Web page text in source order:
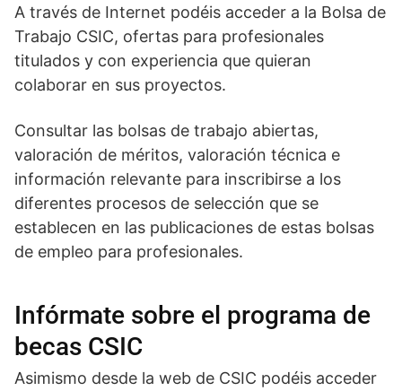
A través de Internet podéis acceder a la Bolsa de
Trabajo CSIC, ofertas para profesionales
titulados y con experiencia que quieran
colaborar en sus proyectos.
Consultar las bolsas de trabajo abiertas,
valoración de méritos, valoración técnica e
información relevante para inscribirse a los
diferentes procesos de selección que se
establecen en las publicaciones de estas bolsas
de empleo para profesionales.
Infórmate sobre el programa de
becas CSIC
Asimismo desde la web de CSIC podéis acceder